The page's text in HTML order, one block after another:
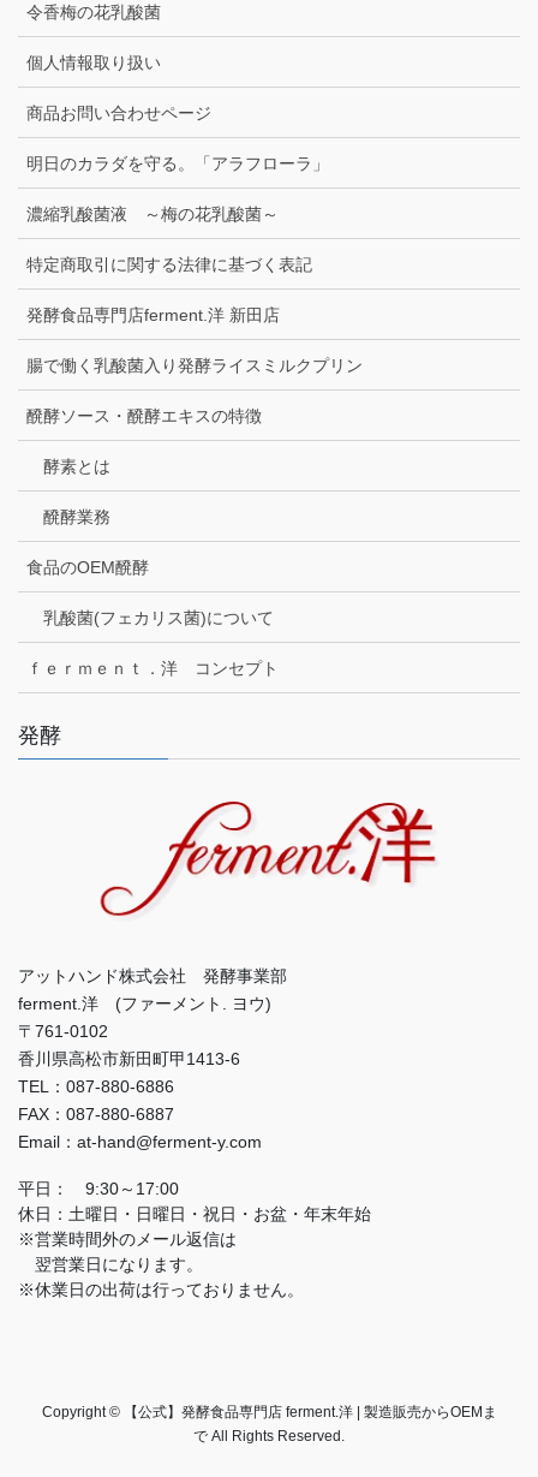
令香梅の花乳酸菌
個人情報取り扱い
商品お問い合わせページ
明日のカラダを守る。「アラフローラ」
濃縮乳酸菌液 ～梅の花乳酸菌～
特定商取引に関する法律に基づく表記
発酵食品専門店ferment.洋 新田店
腸で働く乳酸菌入り発酵ライスミルクプリン
醗酵ソース・醗酵エキスの特徴
酵素とは
醗酵業務
食品のOEM醗酵
乳酸菌(フェカリス菌)について
ｆｅｒｍｅｎｔ．洋 コンセプト
発酵
アットハンド株式会社 発酵事業部
ferment.洋 (ファーメント. ヨウ)
〒761-0102
香川県高松市新田町甲1413-6
TEL：087-880-6886
FAX：087-880-6887
Email：at-hand@ferment-y.com
平日： 9:30～17:00
休日：土曜日・日曜日・祝日・お盆・年末年始
※営業時間外のメール返信は
翌営業日になります。
※休業日の出荷は行っておりません。
Copyright © 【公式】発酵食品専門店 ferment.洋 | 製造販売からOEMま
で All Rights Reserved.